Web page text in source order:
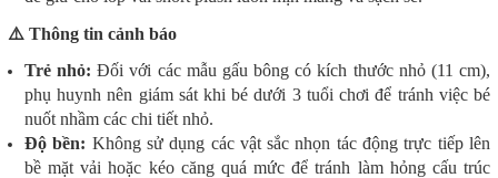
⚠️ Thông tin cảnh báo
Trẻ nhỏ: Đối với các mẫu gấu bông có kích thước nhỏ (11 cm),
phụ huynh nên giám sát khi bé dưới 3 tuổi chơi để tránh việc bé
nuốt nhầm các chi tiết nhỏ.
Độ bền: Không sử dụng các vật sắc nhọn tác động trực tiếp lên
bề mặt vải hoặc kéo căng quá mức để tránh làm hỏng cấu trúc